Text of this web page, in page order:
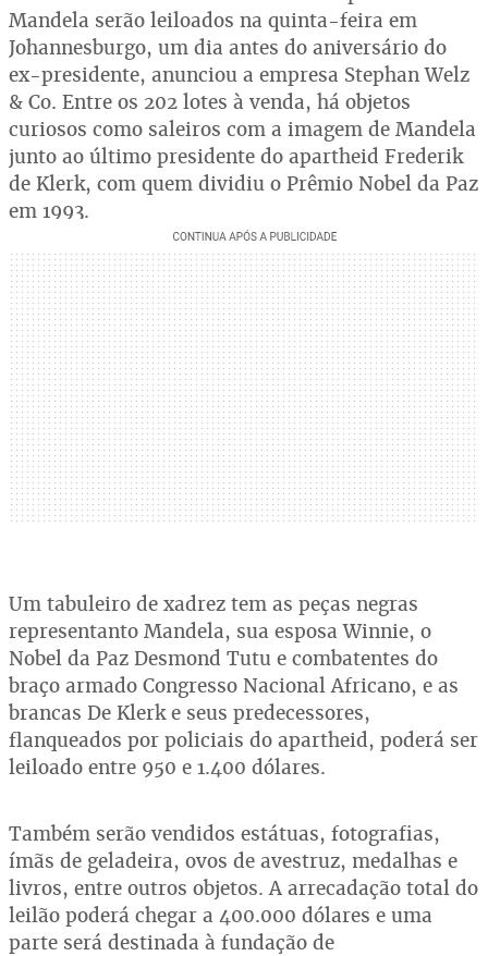
Mandela serão leiloados na quinta-feira em
Johannesburgo, um dia antes do aniversário do
ex-presidente, anunciou a empresa Stephan Welz
& Co. Entre os 202 lotes à venda, há objetos
curiosos como saleiros com a imagem de Mandela
junto ao último presidente do apartheid Frederik
de Klerk, com quem dividiu o Prêmio Nobel da Paz
em 1993.
Um tabuleiro de xadrez tem as peças negras
representanto Mandela, sua esposa Winnie, o
Nobel da Paz Desmond Tutu e combatentes do
braço armado Congresso Nacional Africano, e as
brancas De Klerk e seus predecessores,
flanqueados por policiais do apartheid, poderá ser
leiloado entre 950 e 1.400 dólares.
Também serão vendidos estátuas, fotografias,
ímãs de geladeira, ovos de avestruz, medalhas e
livros, entre outros objetos. A arrecadação total do
leilão poderá chegar a 400.000 dólares e uma
parte será destinada à fundação de